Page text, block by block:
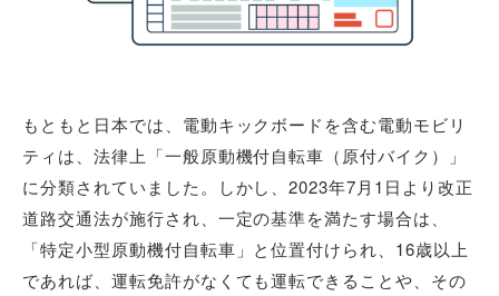
もともと日本では、電動キックボードを含む電動モビリ
ティは、法律上「一般原動機付自転車（原付バイク）」
に分類されていました。しかし、2023年7月1日より改正
道路交通法が施行され、一定の基準を満たす場合は、
「特定小型原動機付自転車」と位置付けられ、16歳以上
であれば、運転免許がなくても運転できることや、その